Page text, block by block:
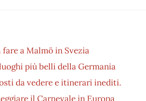
fare a Malmö in Svezia
più belli della Germania
da vedere e itinerari inediti.
il Carnevale in Europa